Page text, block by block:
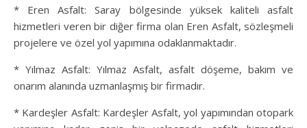
* Eren Asfalt: Saray bölgesinde yüksek kaliteli asfalt
hizmetleri veren bir diğer firma olan Eren Asfalt, sözleşmeli
projelere ve özel yol yapımına odaklanmaktadır.
* Yılmaz Asfalt: Yılmaz Asfalt, asfalt döşeme, bakım ve
onarım alanında uzmanlaşmış bir firmadır.
* Kardeşler Asfalt: Kardeşler Asfalt, yol yapımından otopark